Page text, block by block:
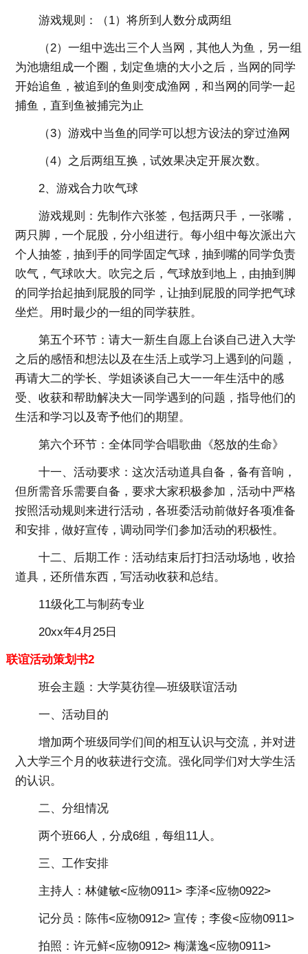
游戏规则：（1）将所到人数分成两组
（2）一组中选出三个人当网，其他人为鱼，另一组
为池塘组成一个圈，划定鱼塘的大小之后，当网的同学
开始追鱼，被追到的鱼则变成渔网，和当网的同学一起
捕鱼，直到鱼被捕完为止
（3）游戏中当鱼的同学可以想方设法的穿过渔网
（4）之后两组互换，试效果决定开展次数。
2、游戏合力吹气球
游戏规则：先制作六张签，包括两只手，一张嘴，
两只脚，一个屁股，分小组进行。每小组中每次派出六
个人抽签，抽到手的同学固定气球，抽到嘴的同学负责
吹气，气球吹大。吹完之后，气球放到地上，由抽到脚
的同学抬起抽到屁股的同学，让抽到屁股的同学把气球
坐烂。用时最少的一组的同学获胜。
第五个环节：请大一新生自愿上台谈自己进入大学
之后的感悟和想法以及在生活上或学习上遇到的问题，
再请大二的学长、学姐谈谈自己大一一年生活中的感
受、收获和帮助解决大一同学遇到的问题，指导他们的
生活和学习以及寄予他们的期望。
第六个环节：全体同学合唱歌曲《怒放的生命》
十一、活动要求：这次活动道具自备，备有音响，
但所需音乐需要自备，要求大家积极参加，活动中严格
按照活动规则来进行活动，各班委活动前做好各项准备
和安排，做好宣传，调动同学们参加活动的积极性。
十二、后期工作：活动结束后打扫活动场地，收拾
道具，还所借东西，写活动收获和总结。
11级化工与制药专业
20xx年4月25日
联谊活动策划书2
班会主题： 大学莫彷徨—班级联谊活动
一、活动目的
增加两个班级同学们间的相互认识与交流，并对进
入大学三个月的收获进行交流。强化同学们对大学生活
的认识。
二、分组情况
两个班66人，分成6组，每组11人。
三、工作安排
主持人：林健敏<应物0911> 李泽<应物0922>
记分员：陈伟<应物0912> 宣传；李俊<应物0911>
拍照：许元鲜<应物0912> 梅潇逸<应物0911>